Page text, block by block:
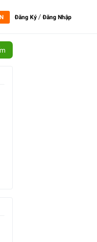
Đăng Ký /Đăng Nhập